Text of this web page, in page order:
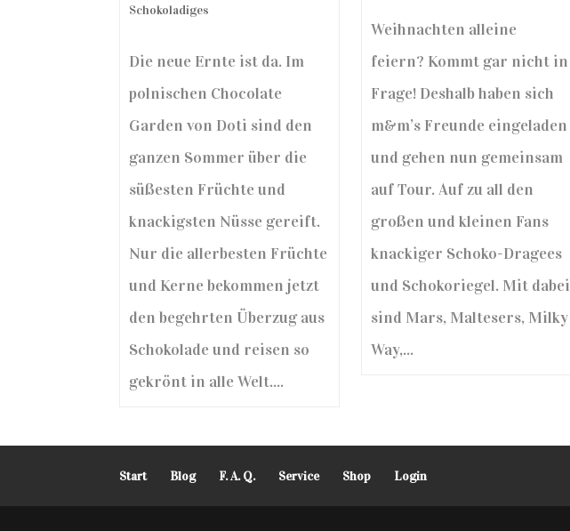
Schokoladiges
Die neue Ernte ist da. Im
polnischen Chocolate
Garden von Doti sind den
ganzen Sommer über die
süßesten Früchte und
knackigsten Nüsse gereift.
Nur die allerbesten Früchte
und Kerne bekommen jetzt
den begehrten Überzug aus
Schokolade und reisen so
gekrönt in alle Welt....
Weihnachten alleine
feiern? Kommt gar nicht in
Frage! Deshalb haben sich
m&m’s Freunde eingeladen
und gehen nun gemeinsam
auf Tour. Auf zu all den
großen und kleinen Fans
knackiger Schoko-Dragees
und Schokoriegel. Mit dabei
sind Mars, Maltesers, Milky
Way,...
Start Blog F. A. Q. Service Shop Login